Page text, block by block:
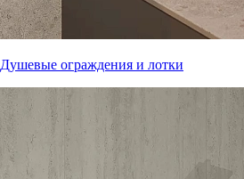
Душевые ограждения и лотки